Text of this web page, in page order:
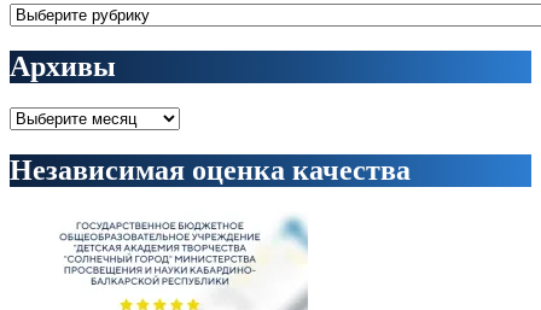
Рубрики
Архивы
Архивы
Независимая оценка качества